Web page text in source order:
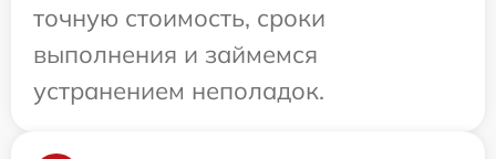
точную стоимость, сроки
выполнения и займемся
устранением неполадок.